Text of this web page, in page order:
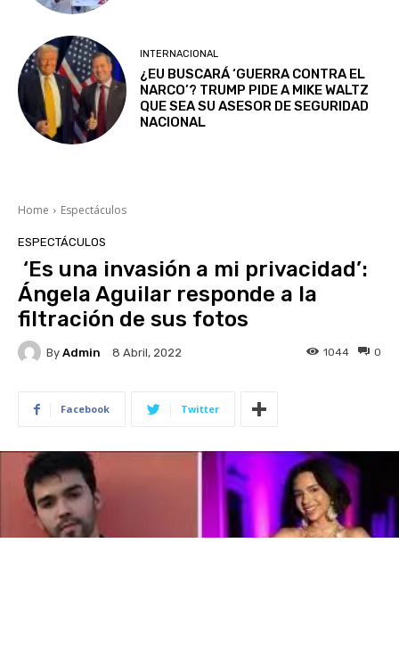
INTERNACIONAL
¿EU BUSCARÁ ‘GUERRA CONTRA EL
NARCO’? TRUMP PIDE A MIKE WALTZ
QUE SEA SU ASESOR DE SEGURIDAD
NACIONAL